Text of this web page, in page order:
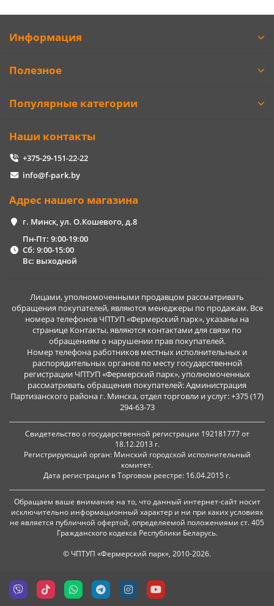
Информация
Полезное
Популярные категории
Наши контакты
+375-29-151-22-22
info@f-park.by
Адрес нашего магазина
г. Минск, ул. О.Кошевого, д.8
Пн-Пт: 9:00-19:00
Сб: 9:00-15:00
Вс: выходной
Лицами, уполномоченными продавцом рассматривать
обращения покупателей, являются менеджеры по продажам. Все
номера телефонов ЧПТУП «Фермерский парк», указаны на
странице Контакты, являются контактами для связи по
обращениям о нарушении прав покупателей.
Номер телефона работников местных исполнительных и
распорядительных органов по месту государственной
регистрации ЧПТУП «Фермерский парк», уполномоченных
рассматривать обращения покупателей: Администрация
Партизанского района г. Минска, отдел торговли и услуг: +375 (17)
294-63-73
Свидетельство о государственной регистрации 192181777 от
18.12.2013 г.
Регистрирующий орган: Минский городской исполнительный
комитет.
Дата регистрации в Торговом реестре: 16.04.2015 г.
Обращаем ваше внимание на то, что данный интернет-сайт носит
исключительно информационный характер и ни при каких условиях
не является публичной офертой, определяемой положениями ст. 405
Гражданского кодекса Республики Беларусь.
© ЧПТУП «Фермерский парк», 2010-2026.